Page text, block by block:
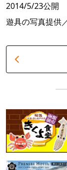
2014/5/23公開
遊具の写真提供